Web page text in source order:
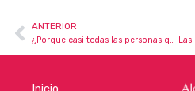
AntANTERIOR
¿Porque casi todas las personas que hacen Access son solteras, se divorcian o son solitarias?